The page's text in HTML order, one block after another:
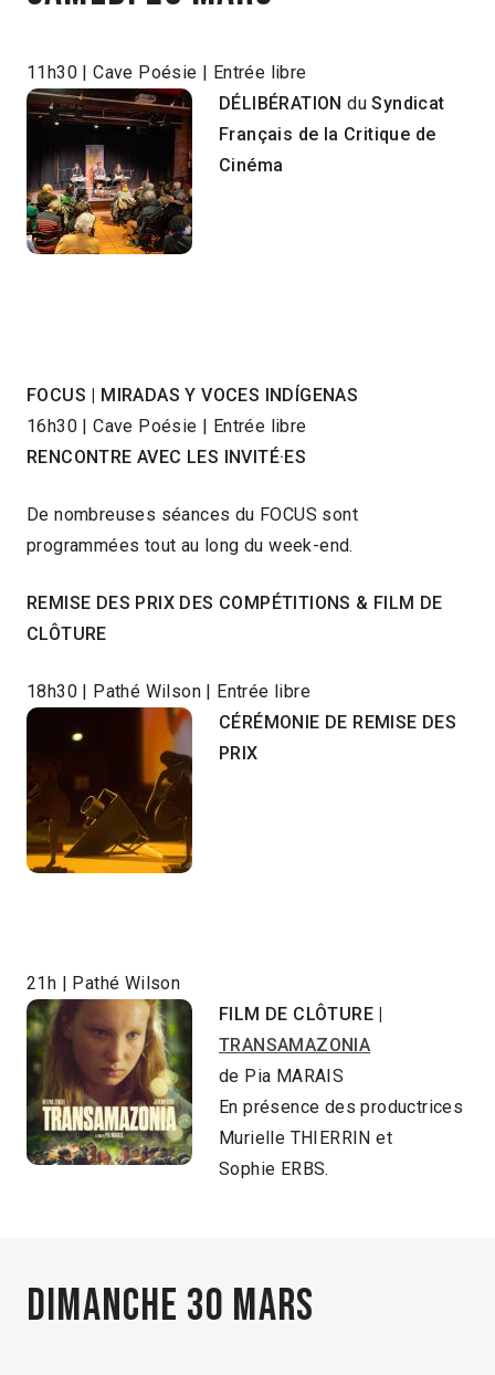
11h30 | Cave Poésie | Entrée libre
DÉLIBÉRATIONduSyndicat
Français de la Critique de
Cinéma
FOCUS | MIRADAS Y VOCES INDÍGENAS
16h30 | Cave Poésie | Entrée libre
RENCONTRE AVEC LES INVITÉ·ES
De nombreuses séances du FOCUS sont
programmées tout au long du week-end.
REMISE DES PRIX DES COMPÉTITIONS & FILM DE
CLÔTURE
18h30 | Pathé Wilson | Entrée libre
CÉRÉMONIE DE REMISE DES
PRIX
21h | Pathé Wilson
FILM DE CLÔTURE |
TRANSAMAZONIA
de Pia MARAIS
En présence des productrices
Murielle THIERRIN et
Sophie ERBS.
Dimanche 30 mars